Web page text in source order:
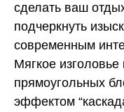
сделать ваш
подчеркнуть
современным
Мягкое
прямоугольных
эффектом